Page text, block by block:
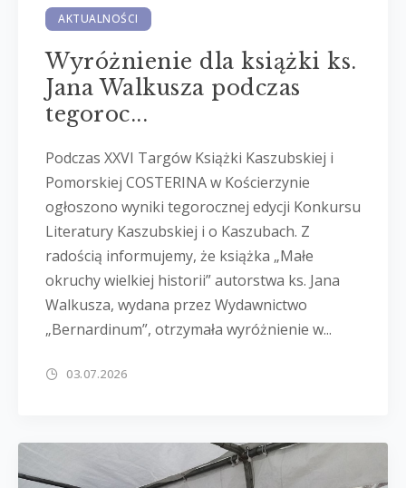
AKTUALNOŚCI
Wyróżnienie dla książki ks.
Jana Walkusza podczas
tegoroc...
Podczas XXVI Targów Książki Kaszubskiej i
Pomorskiej COSTERINA w Kościerzynie
ogłoszono wyniki tegorocznej edycji Konkursu
Literatury Kaszubskiej i o Kaszubach. Z
radością informujemy, że książka „Małe
okruchy wielkiej historii” autorstwa ks. Jana
Walkusza, wydana przez Wydawnictwo
„Bernardinum”, otrzymała wyróżnienie w...
03.07.2026